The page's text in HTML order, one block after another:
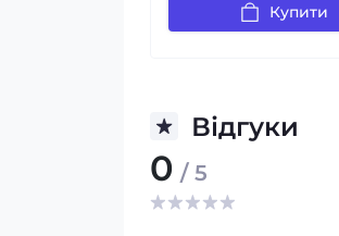
Купити
Відгуки
0 / 5